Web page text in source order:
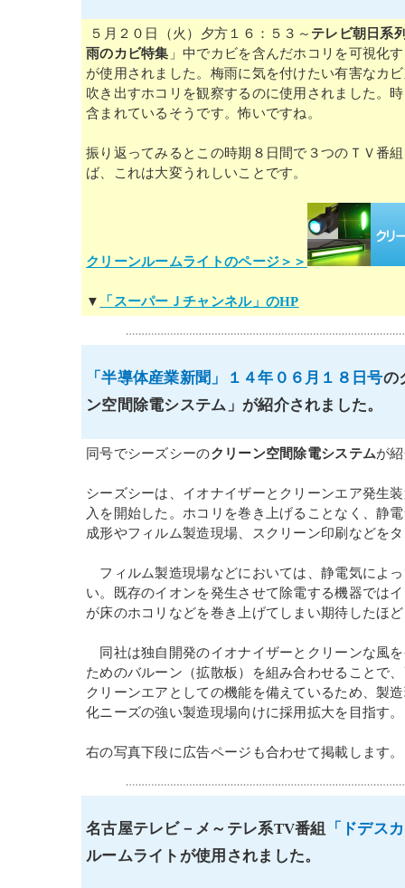
５月２０日（火）夕方１６：５３～ テレビ朝日系
雨のカビ特集 」中でカビを含んだホコリを可視化
が使用されました。梅雨に気を付けたい有害なカ
吹き出すホコリを観察するのに使用されました。
含まれているそうです。怖いですね。
振り返ってみるとこの時期８日間で３つのＴＶ番
ば、これは大変うれしいことです。
クリーンルームライトのページ＞＞
▼ 「スーパーＪチャンネル」のHP
「半導体産業新聞」１４年０６月１８日号の
ン空間除電システム」が紹介されました。
同号でシーズシーのクリーン空間除電システムが
シーズシーは、イオナイザーとクリーンエア発生
入を開始した。ホコリを巻き上げることなく、静
成形やフィルム製造現場、スクリーン印刷などを
フィルム製造現場などにおいては、静電気によ
い。既存のイオンを発生させて除電する機器では
が床のホコリなどを巻き上げてしまい期待したほ
同社は独自開発のイオナイザーとクリーンな風
ためのバルーン（拡散板）を組み合わせることで
クリーンエアとしての機能を備えているため、製
化ニーズの強い製造現場向けに採用拡大を目指す
右の写真下段に広告ページも合わせて掲載します
名古屋テレビ－メ～テレ系TV番組
「ドデス
ルームライトが使用されました。